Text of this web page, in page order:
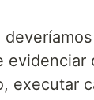
executar